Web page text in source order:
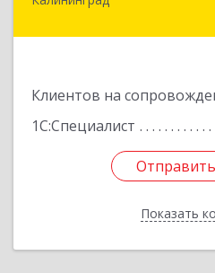
Клиентов на
1С:Специалист
Показать